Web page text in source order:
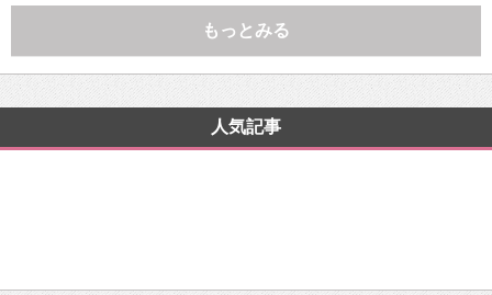
もっとみる
人気記事